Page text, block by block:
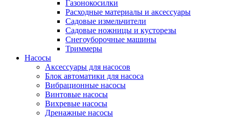
Газонокосилки
Расходные материалы и аксессуары
Садовые измельчители
Садовые ножницы и кусторезы
Снегоуборочные машины
Триммеры
Насосы
Аксессуары для насосов
Блок автоматики для насоса
Вибрационные насосы
Винтовые насосы
Вихревые насосы
Дренажные насосы